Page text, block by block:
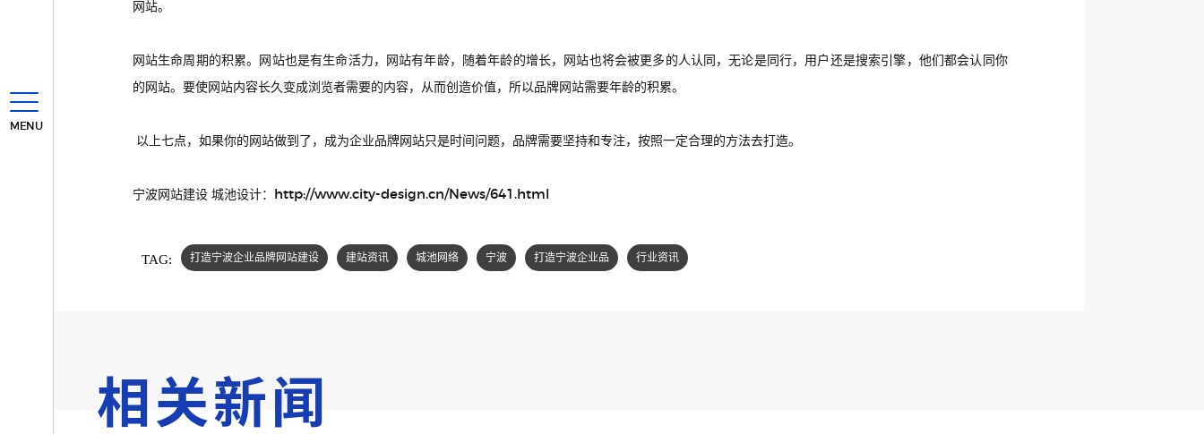
MENU
网站。
网站生命周期的积累。网站也是有生命活力，网站有年龄，随着年龄的增长，网站也将会被更多的人认同，无论是同行，用户还是搜索引擎，他们都会认同你
的网站。要使网站内容长久变成浏览者需要的内容，从而创造价值，所以品牌网站需要年龄的积累。
以上七点，如果你的网站做到了，成为企业品牌网站只是时间问题，品牌需要坚持和专注，按照一定合理的方法去打造。
宁波网站建设 城池设计： http://www.city-design.cn/News/641.html
TAG: 打造宁波企业品牌网站建设 建站资讯 城池网络 宁波 打造宁波企业品 行业资讯
相关新闻